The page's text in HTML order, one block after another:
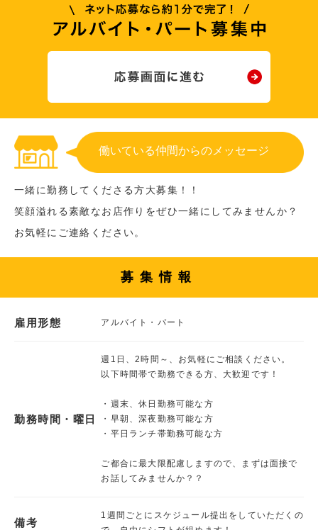
働いている仲間からのメッセージ
一緒に勤務してくださる方大募集！！
笑顔溢れる素敵なお店作りをぜひ一緒にしてみませんか？
お気軽にご連絡ください。
募集情報
雇用形態 アルバイト・パート
勤務時間・曜日
週1日、2時間～、お気軽にご相談ください。
以下時間帯で勤務できる方、大歓迎です！
・週末、休日勤務可能な方
・早朝、深夜勤務可能な方
・平日ランチ帯勤務可能な方
ご都合に最大限配慮しますので、まずは面接で
お話してみませんか？？
備考
1週間ごとにスケジュール提出をしていただくの